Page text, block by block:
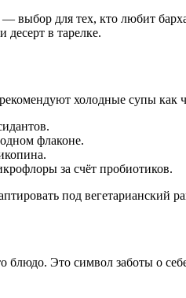
для тех, кто любит
десерт в тарелке.
холодные супы как
флаконе.
за счёт пробиотиков.
под вегетарианский
Это символ заботы о